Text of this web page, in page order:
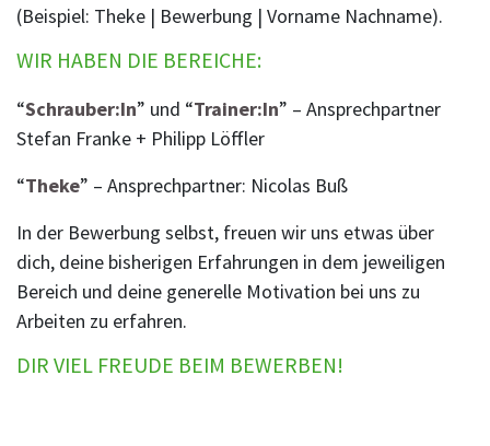
(Beispiel: Theke | Bewerbung | Vorname Nachname).
WIR HABEN DIE BEREICHE:
“Schrauber:In” und “Trainer:In” – Ansprechpartner
Stefan Franke + Philipp Löffler
“Theke” – Ansprechpartner: Nicolas Buß
In der Bewerbung selbst, freuen wir uns etwas über
dich, deine bisherigen Erfahrungen in dem jeweiligen
Bereich und deine generelle Motivation bei uns zu
Arbeiten zu erfahren.
DIR VIEL FREUDE BEIM BEWERBEN!